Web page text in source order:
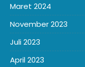
Maret 2024
November 2023
Juli 2023
April 2023